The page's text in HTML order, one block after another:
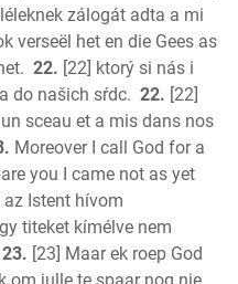
zálogát adta a mi
verseël het en die Gees as
22. [22] ktorý si nás i
do našich sŕdc. 22. [22]
sceau et a mis dans nos
Moreover I call God for a
you I came not as yet
az Istent hívom
titeket kímélve nem
23. [23] Maar ek roep God